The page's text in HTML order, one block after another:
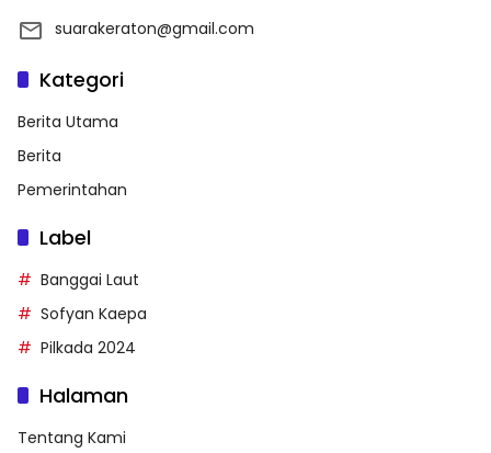
suarakeraton@gmail.com
Kategori
Berita Utama
Berita
Pemerintahan
Label
Banggai Laut
Sofyan Kaepa
Pilkada 2024
Halaman
Tentang Kami